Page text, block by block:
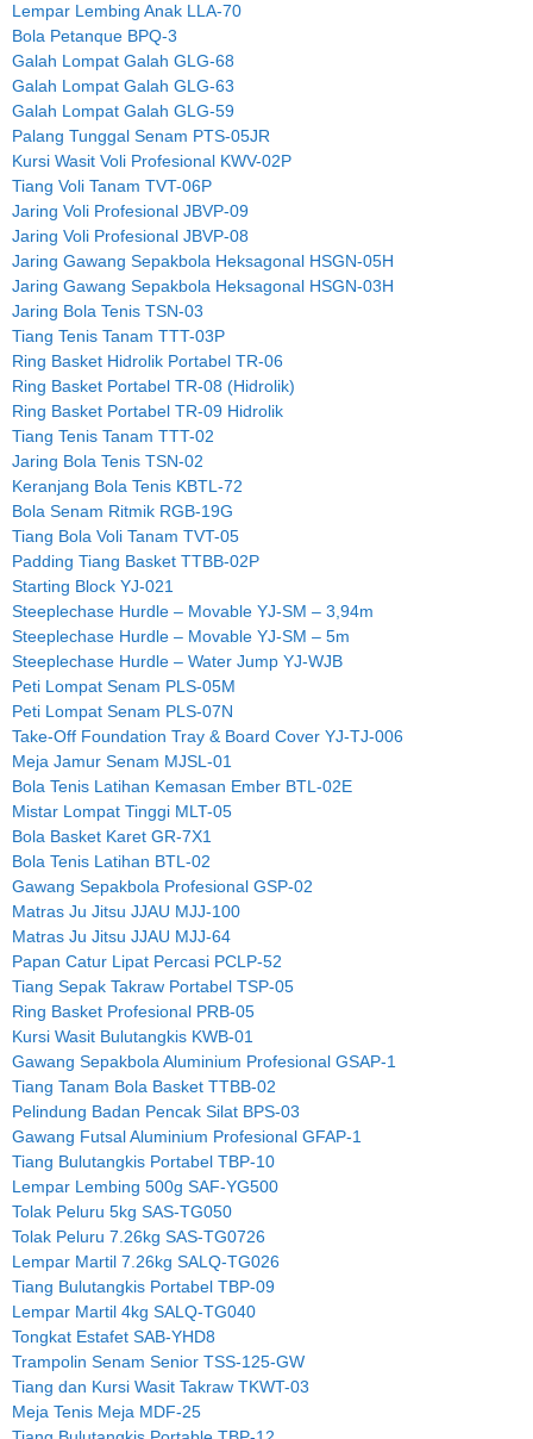
Lempar Lembing Anak LLA-70
Bola Petanque BPQ-3
Galah Lompat Galah GLG-68
Galah Lompat Galah GLG-63
Galah Lompat Galah GLG-59
Palang Tunggal Senam PTS-05JR
Kursi Wasit Voli Profesional KWV-02P
Tiang Voli Tanam TVT-06P
Jaring Voli Profesional JBVP-09
Jaring Voli Profesional JBVP-08
Jaring Gawang Sepakbola Heksagonal HSGN-05H
Jaring Gawang Sepakbola Heksagonal HSGN-03H
Jaring Bola Tenis TSN-03
Tiang Tenis Tanam TTT-03P
Ring Basket Hidrolik Portabel TR-06
Ring Basket Portabel TR-08 (Hidrolik)
Ring Basket Portabel TR-09 Hidrolik
Tiang Tenis Tanam TTT-02
Jaring Bola Tenis TSN-02
Keranjang Bola Tenis KBTL-72
Bola Senam Ritmik RGB-19G
Tiang Bola Voli Tanam TVT-05
Padding Tiang Basket TTBB-02P
Starting Block YJ-021
Steeplechase Hurdle – Movable YJ-SM – 3,94m
Steeplechase Hurdle – Movable YJ-SM – 5m
Steeplechase Hurdle – Water Jump YJ-WJB
Peti Lompat Senam PLS-05M
Peti Lompat Senam PLS-07N
Take-Off Foundation Tray & Board Cover YJ-TJ-006
Meja Jamur Senam MJSL-01
Bola Tenis Latihan Kemasan Ember BTL-02E
Mistar Lompat Tinggi MLT-05
Bola Basket Karet GR-7X1
Bola Tenis Latihan BTL-02
Gawang Sepakbola Profesional GSP-02
Matras Ju Jitsu JJAU MJJ-100
Matras Ju Jitsu JJAU MJJ-64
Papan Catur Lipat Percasi PCLP-52
Tiang Sepak Takraw Portabel TSP-05
Ring Basket Profesional PRB-05
Kursi Wasit Bulutangkis KWB-01
Gawang Sepakbola Aluminium Profesional GSAP-1
Tiang Tanam Bola Basket TTBB-02
Pelindung Badan Pencak Silat BPS-03
Gawang Futsal Aluminium Profesional GFAP-1
Tiang Bulutangkis Portabel TBP-10
Lempar Lembing 500g SAF-YG500
Tolak Peluru 5kg SAS-TG050
Tolak Peluru 7.26kg SAS-TG0726
Lempar Martil 7.26kg SALQ-TG026
Tiang Bulutangkis Portabel TBP-09
Lempar Martil 4kg SALQ-TG040
Tongkat Estafet SAB-YHD8
Trampolin Senam Senior TSS-125-GW
Tiang dan Kursi Wasit Takraw TKWT-03
Meja Tenis Meja MDF-25